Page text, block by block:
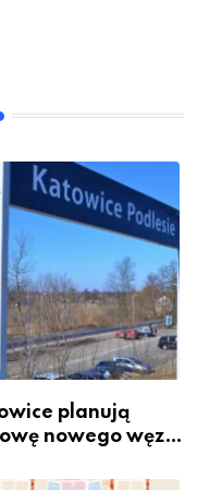
planują
nowego węzła